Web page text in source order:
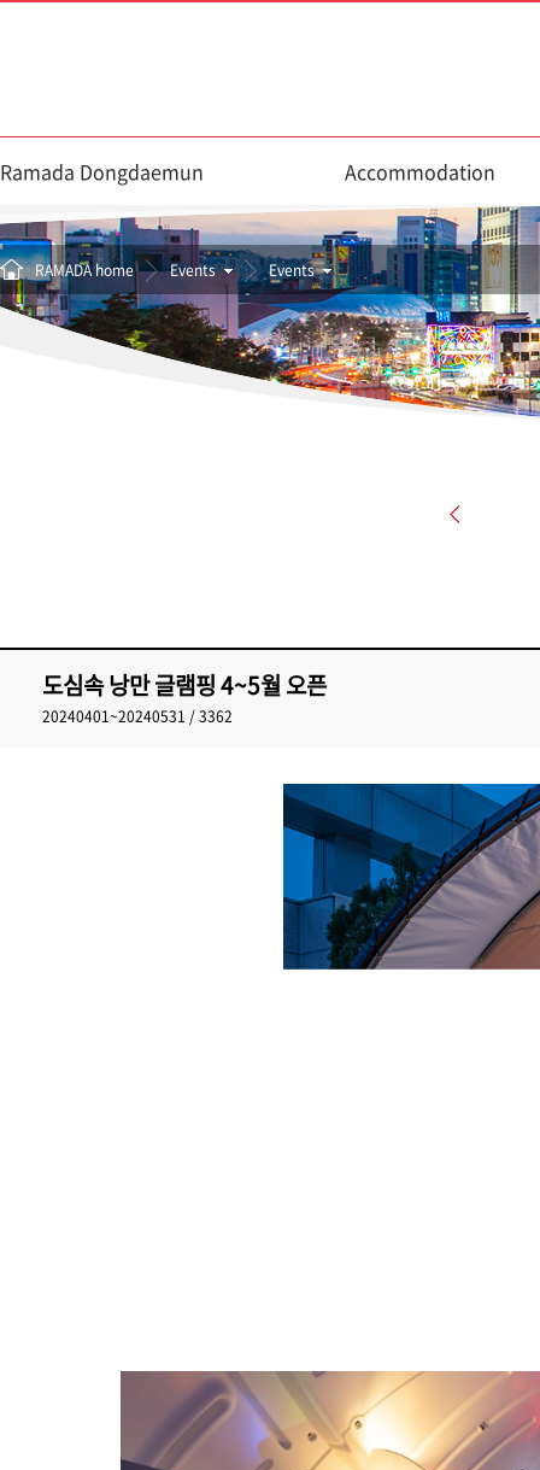
Ramada Dongdaemun Accommodation
RAMADA home Events Events
도심속 낭만 글램핑 4~5월 오픈
20240401~20240531 / 3362